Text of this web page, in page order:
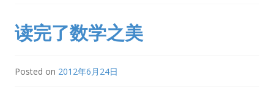
读完了数学之美
Posted on 2012年6月24日